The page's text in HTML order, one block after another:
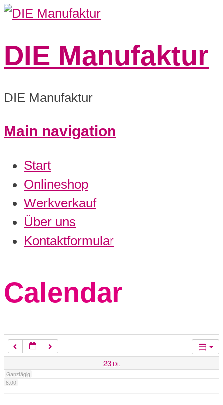
DIE Manufaktur
DIE Manufaktur
Main navigation
Start
Onlineshop
Werkverkauf
Über uns
Kontaktformular
Calendar
23 Di.
Ganztägig
2:00
5:00
7:00
8:00